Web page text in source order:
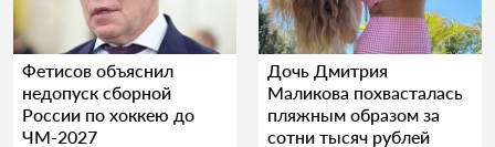
Фетисов объяснил
недопуск сборной
России по хоккею до
ЧМ-2027
Дочь Дмитрия
Маликова похвасталась
пляжным образом за
сотни тысяч рублей